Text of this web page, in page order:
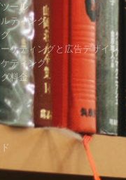
ール
ティング
ケティングと広告デザイン
ティング
料金